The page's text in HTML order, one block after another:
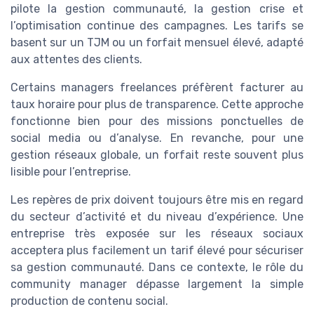
pilote la gestion communauté, la gestion crise et
l’optimisation continue des campagnes. Les tarifs se
basent sur un TJM ou un forfait mensuel élevé, adapté
aux attentes des clients.
Certains managers freelances préfèrent facturer au
taux horaire pour plus de transparence. Cette approche
fonctionne bien pour des missions ponctuelles de
social media ou d’analyse. En revanche, pour une
gestion réseaux globale, un forfait reste souvent plus
lisible pour l’entreprise.
Les repères de prix doivent toujours être mis en regard
du secteur d’activité et du niveau d’expérience. Une
entreprise très exposée sur les réseaux sociaux
acceptera plus facilement un tarif élevé pour sécuriser
sa gestion communauté. Dans ce contexte, le rôle du
community manager dépasse largement la simple
production de contenu social.